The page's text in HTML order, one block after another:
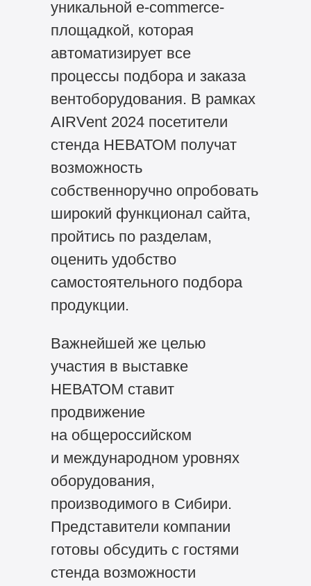
уникальной e-commerce-
площадкой, которая
автоматизирует все
процессы подбора и заказа
вентоборудования. В рамках
AIRVent 2024 посетители
стенда НЕВАТОМ получат
возможность
собственноручно опробовать
широкий функционал сайта,
пройтись по разделам,
оценить удобство
самостоятельного подбора
продукции.
Важнейшей же целью
участия в выставке
НЕВАТОМ ставит
продвижение
на общероссийском
и международном уровнях
оборудования,
производимого в Сибири.
Представители компании
готовы обсудить с гостями
стенда возможности